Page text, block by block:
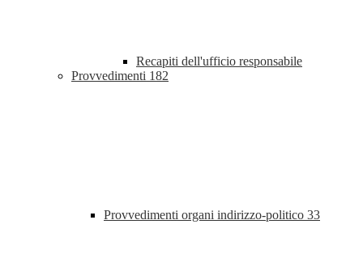
Recapiti dell'ufficio responsabile
Provvedimenti 182
Provvedimenti organi indirizzo-politico 33